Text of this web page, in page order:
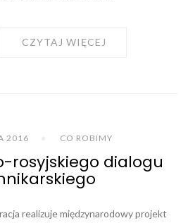
CZYTAJ WIĘCEJ
2016 CO ROBIMY
rosyjskiego dialogu
realizuje międzynarodowy projekt